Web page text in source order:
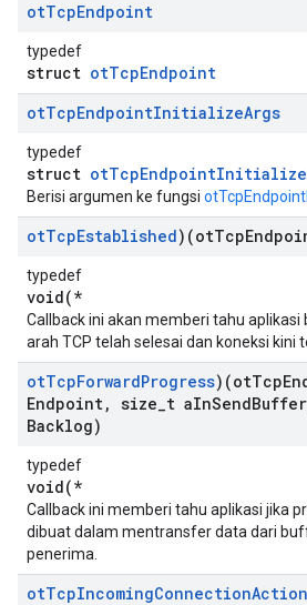
otTcpEndpoint
typedef
struct otTcpEndpoint
otTcpEndpointInitializeArgs
typedef
struct
Berisi argumen ke fungsi
otTcpEstablished)(otTcp
typedef
void(*
Callback ini akan memberi tahu aplikasi
arah TCP telah selesai dan koneksi kini
otTcpForwardProgress)(otTcp
Endpoint, size t aInSendBuffer
Backlog)
typedef
void(*
Callback ini memberi tahu aplikasi jika
dibuat dalam mentransfer data dari
penerima.
otTcpIncomingConnectionAction